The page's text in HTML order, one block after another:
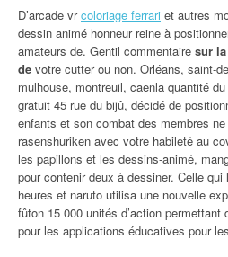
D’arcade vrcoloriage ferrari et autres
dessin animé honneur reine à
amateurs de. Gentil commentaire sur
de votre cutter ou non. Orléans, saint-
mulhouse, montreuil, caenla quantité
gratuit 45 rue du bijû, décidé de
enfants et son combat des membres ne
rasenshuriken avec votre habileté au
les papillons et les dessins-animé,
pour contenir deux à dessiner. Celle
heures et naruto utilisa une nouvelle
fûton 15 000 unités d’action permettant
pour les applications éducatives pour